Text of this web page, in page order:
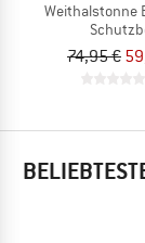
Weithalstonne
74,95 €